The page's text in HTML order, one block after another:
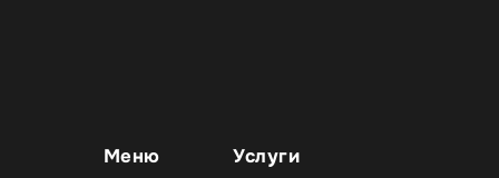
Меню Услуги